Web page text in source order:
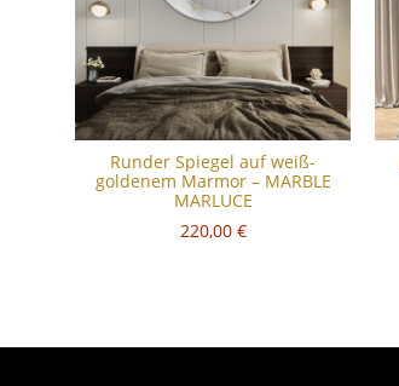
Runder Spiegel auf weiß-
goldenem Marmor – MARBLE
MARLUCE
220,00 €